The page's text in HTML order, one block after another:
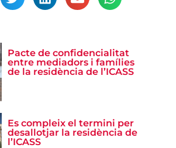
Pacte de confidencialitat
entre mediadors i famílies
de la residència de l’ICASS
Es compleix el termini per
desallotjar la residència de
l’ICASS